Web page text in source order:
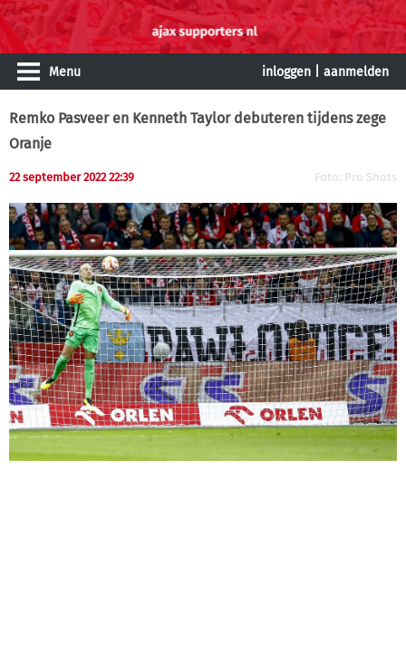
Menu inloggen aanmelden
Remko Pasveer en Kenneth Taylor debuteren tijdens zege
Oranje
22 september 2022 22:39 Foto: Pro Shots